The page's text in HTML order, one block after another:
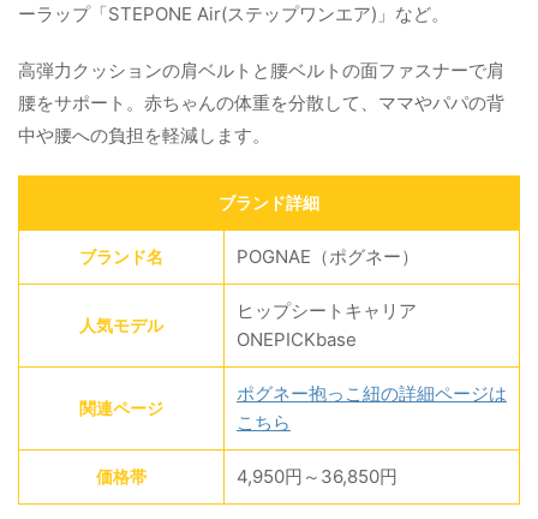
ーラップ「STEPONE Air(ステップワンエア)」など。
高弾力クッションの肩ベルトと腰ベルトの面ファスナーで肩
腰をサポート。赤ちゃんの体重を分散して、ママやパパの背
中や腰への負担を軽減します。
ブランド詳細
ブランド名 POGNAE（ポグネー）
人気モデル
ヒップシートキャリア
ONEPICKbase
関連ページ
ポグネー抱っこ紐の詳細ページは
こちら
価格帯 4,950円～36,850円